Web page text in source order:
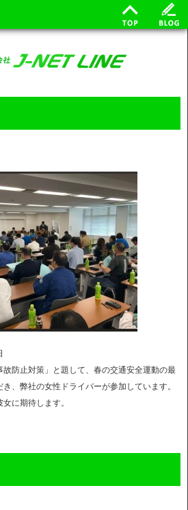
故防止対策」と題して、春の交通安全運動の最
、弊社の女性ドライバーが参加しています。
に期待します。